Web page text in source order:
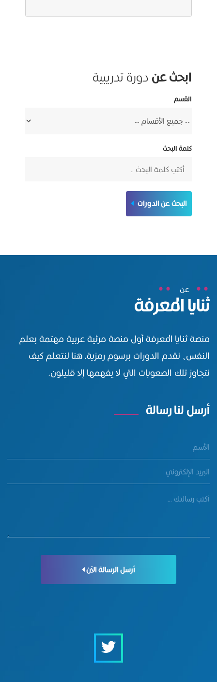
ابحث عن دورة تدريبية
القسم
كلمة البحث
البحث عن الدورات
عن
ثنايا المعرفة
منصة ثنايا المعرفة أول منصة مرئية عربية مهتمة بعلم
النفس، نقدم الدورات برسوم رمزية. هنا لنتعلم كيف
نتجاوز تلك الصعوبات التي لا يفهمها إلا قليلون.
أرسل لنا رسالة
أرسل الرسالة الآن